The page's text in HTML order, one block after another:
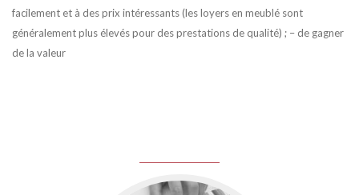
facilement et à des prix intéressants (les loyers en meublé sont
généralement plus élevés pour des prestations de qualité) ; – de gagner
de la valeur